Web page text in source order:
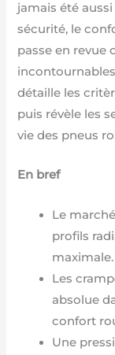
jamais été
sécurité, le
passe en revue
détaille les
puis révèle les
vie des pneus
En bref
Le
profils
maximale.
Les
absolue
confort
Une